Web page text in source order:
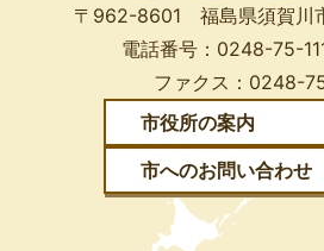
〒962-8601 福島県須賀川
電話番号： 0248-75-
ファクス： 0248-
市役所の案内
市へのお問い合わせ